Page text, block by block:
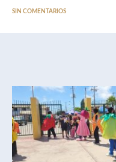
SIN COMENTARIOS